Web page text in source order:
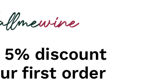
5% discount
first order